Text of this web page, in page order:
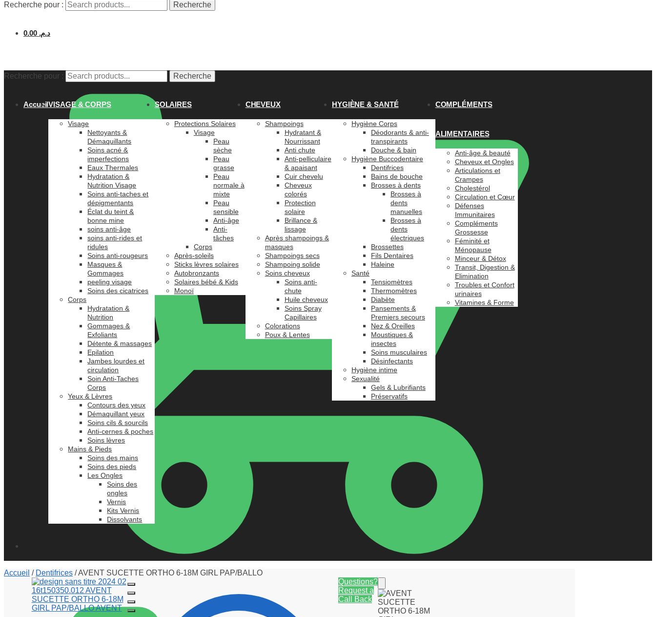
Recherche pour :
Recherche
د.م. 0.00
Recherche pour : Recherche
AccueilVISAGE & CORPS
Visage
Nettoyants &
Démaquillants
Soins acné &
imperfections
Eaux Thermales
Hydratation &
Nutrition Visage
Soins anti-taches et
dépigmentants
Éclat du teint &
bonne mine
soins anti-âge
soins anti-rides et
ridules
Soins anti-rougeurs
Masques &
Gommages
peeling visage
Soins des cicatrices
Corps
Hydratation &
Nutrition
Gommages &
Exfoliants
Détente & massages
Epilation
Jambes lourdes et
circulation
Soin Anti-Taches
Corps
Yeux & Lèvres
Contours des yeux
Démaquillant yeux
Soins cils & sourcils
Anti-cernes & poches
Soins lèvres
Mains & Pieds
Soins des mains
Soins des pieds
Les Ongles
Soins des
ongles
Vernis
Kits Vernis
Dissolvants
SOLAIRES
Protections Solaires
Visage
Peau
sèche
Peau
grasse
Peau
normale à
mixte
Peau
sensible
Anti-âge
Anti-
tâches
Corps
Après-soleils
Sticks lèvres solaires
Autobronzants
Solaires bébé & Kids
Monoï
CHEVEUX
Shampoings
Hydratant &
Nourrissant
Anti chute
Anti-pelliculaire
& apaisant
Cuir chevelu
Cheveux
colorés
Protection
solaire
Brillance &
lissage
Après shampoings &
masques
Shampoings secs
Shampoing solide
Soins cheveux
Soins anti-
chute
Huile cheveux
Soins Spray
Capillaires
Colorations
Poux & Lentes
HYGIÈNE & SANTÉ
Hygiène Corps
Déodorants & anti-
transpirants
Douche & bain
Hygiène Buccodentaire
Dentifrices
Bains de bouche
Brosses à dents
Brosses à
dents
manuelles
Brosses à
dents
électriques
Brossettes
Fils Dentaires
Haleine
Santé
Tensiomètres
Thermomètres
Diabète
Pansements &
Premiers secours
Nez & Oreilles
Moustiques &
insectes
Soins musculaires
Désinfectants
Hygiène intime
Sexualité
Gels & Lubrifiants
Préservatifs
COMPLÉMENTS
ALIMENTAIRES
Anti-âge & beauté
Cheveux et Ongles
Articulations et
Crampes
Cholestérol
Circulation et Cœur
Défenses
Immunitaires
Compléments
Grossesse
Féminité et
Ménopause
Minceur & Détox
Transit, Digestion &
Elimination
Troubles et Confort
urinaires
Vitamines & Forme
Accueil / Dentifrices /AVENT SUCETTE ORTHO 6-18M GIRL PAP/BALLO
Questions?
Request a
Call Back